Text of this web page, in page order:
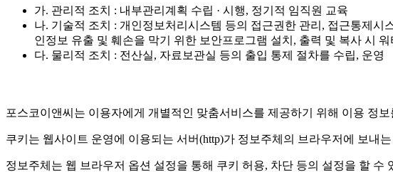
가. 관리적 조치 : 내부관리계획 수립 · 시행, 정기적 임직원 교육
나. 기술적 조치 : 개인정보처리시스템 등의 접근권한 관리, 접근통제
인정보 유출 및 훼손을 막기 위한 보안프로그램 설치, 출력 및 복사 시 워
다. 물리적 조치 : 전산실, 자료보관실 등의 출입 통제 절차를 수립, 운영
포스코이앤씨는 이용자에게 개별적인 맞춤서비스를 제공하기 위해 이용 정
쿠키는 웹사이트 운영에 이용되는 서버(http)가 정보주체의 브라우저에 보내
정보주체는 웹 브라우저 옵션 설정을 통해 쿠키 허용, 차단 등의 설정을 할